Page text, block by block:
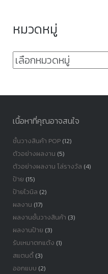
หมวดหมู่
หมวด
เนื้อหาที่คุณอาจสนใจ
ชั้นวางสินค้า POP(12)
ตัวอย่างผลงาน (5)
ตัวอย่างผลงาน โล่รางวัล (4)
ป้าย (15)
ป้ายไวนิล (2)
ผลงาน (17)
ผลงานชั้นวางสินค้า (3)
ผลงานป้าย (3)
รับเหมาตกแต้ง (1)
สแตนดี้(3)
ออกแบบ (2)